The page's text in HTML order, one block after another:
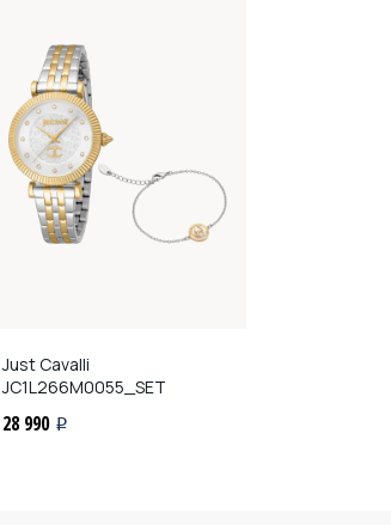
Just Cavalli
JC1L266M0055_SET
28 990 i